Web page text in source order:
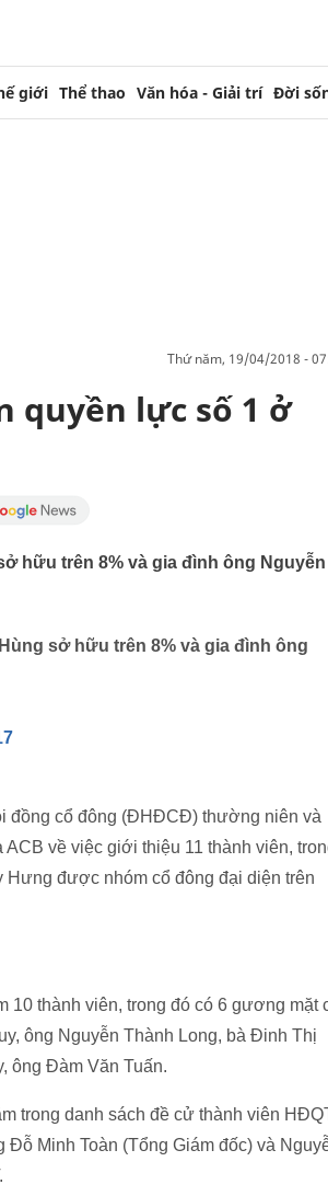
giới Thể thao Văn hóa - Giải trí Đời
thứ năm, 19/04/2018 -
quyền lực số 1 ở
hữu trên 8% và gia đình ông Nguyễn
sở hữu trên 8% và gia đình ông
đồng cổ đông (ĐHĐCĐ) thường niên và
về việc giới thiệu 11 thành viên,
được nhóm cổ đông đại diện trên
10 thành viên, trong đó có 6 gương mặt
ông Nguyễn Thành Long, bà Đinh Thị
ông Đàm Văn Tuấn.
trong danh sách đề cử thành viên
Đỗ Minh Toàn (Tổng Giám đốc) và